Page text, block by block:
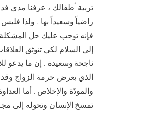
تربية أطفالك ، عرفنا مدى
راضياً وسعيداً بها ، ولذا
فإنه توجب عليك حل المشكلة
إلى السلام لكي تتوثق
ناجحة وسعيدة . إن ما يدعو
الذي يعرض حرمة الزواج
والمودّة والإخلاص . أما
تمسخ الإنسان وتحوله إلى